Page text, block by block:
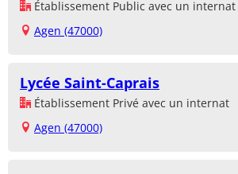
Établissement Public avec un internat
Agen (47000)
Lycée Saint-Caprais
Établissement Privé avec un internat
Agen (47000)